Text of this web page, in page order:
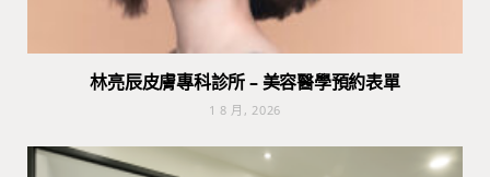
林亮辰皮膚專科診所 – 美容醫學預約表單
1 8 月, 2026